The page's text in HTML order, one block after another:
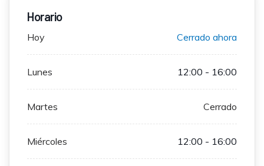
Horario
Hoy Cerrado ahora
Lunes 12:00 - 16:00
Martes Cerrado
Miércoles 12:00 - 16:00